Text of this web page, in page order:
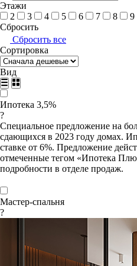
Этажи
2
3 4 5 6 7 8
9
Сбросить
Сбросить все
Сортировка
Вид
Ипотека 3,5%
?
Специальное предложение на
сдающихся в 2023 году домах.
ставке от 6%. Предложение
отмеченные тегом «Ипотека
подробности в отделе продаж.
Мастер-спальня
?